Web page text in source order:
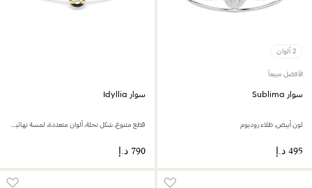
2 ألوان
الأفضل مبيعاً
سوار Sublima
لون أبيض، طلاء روديوم
سوار Idyllia
قطع متنوع، شكل نحلة، ألوان متعددة، لمسة نهائية من الذهب عيار 18 قيراط